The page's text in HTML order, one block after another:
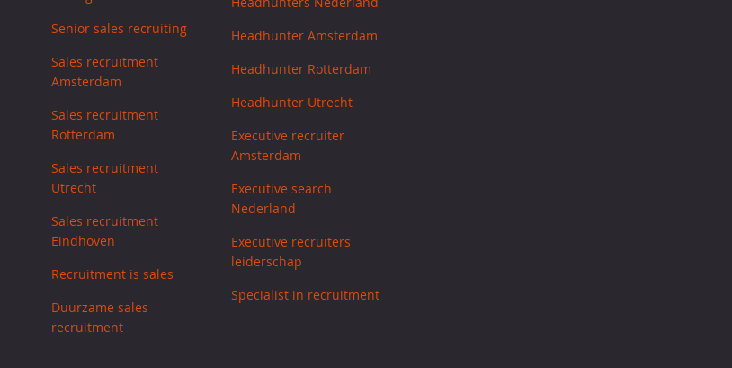
Senior sales recruiting
Sales recruitment
Amsterdam
Sales recruitment
Rotterdam
Sales recruitment
Utrecht
Sales recruitment
Eindhoven
Recruitment is sales
Duurzame sales
recruitment
Headhunter Amsterdam
Headhunter Rotterdam
Headhunter Utrecht
Executive recruiter
Amsterdam
Executive search
Nederland
Executive recruiters
leiderschap
Specialist in recruitment